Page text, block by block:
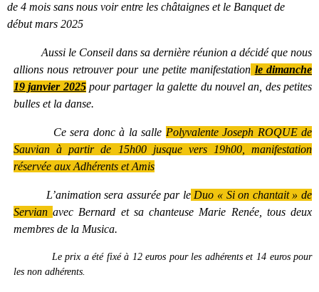
de 4 mois sans nous voir entre les châtaignes et le Banquet de
début mars 2025
Aussi le Conseil dans sa dernière réunion a décidé que nous
allions nous retrouver pour une petite manifestation le dimanche
19 janvier 2025 pour partager la galette du nouvel an, des petites
bulles et la danse.
Ce sera donc à la salle Polyvalente Joseph ROQUE de
Sauvian à partir de 15h00 jusque vers 19h00, manifestation
réservée aux Adhérents et Amis
L’animation sera assurée par leDuo « Si on chantait » de
Servianavec Bernard et sa chanteuse Marie Renée, tous deux
membres de la Musica.
Le prix a été fixé à 12 euros pour les adhérents et 14 euros pour
les non adhérents.